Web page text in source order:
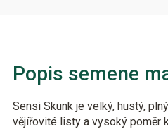
Popis semene
Sensi Skunk je velký, hustý,
vějířovité listy a vysoký poměr